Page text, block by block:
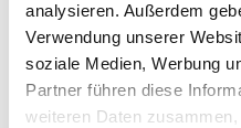
analysieren. Außerdem
Verwendung unserer
soziale Medien, Werbung
Partner führen diese
weiteren Daten
Auch Einkäufe,
Ausflüge, die früher
gemacht wurden,